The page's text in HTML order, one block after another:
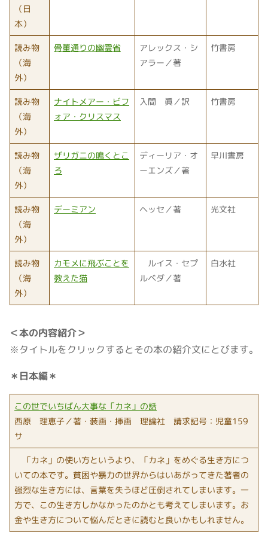
（日
本）
読み物
（海
外）
骨董通りの幽霊省
アレックス・シ
アラー／著
竹書房
読み物
（海
外）
ナイトメアー・ビフ
ォア・クリスマス
入間 眞／訳 竹書房
読み物
（海
外）
ザリガニの鳴くとこ
ろ
ディーリア・オ
ーエンズ／著
早川書房
読み物
（海
外）
デーミアン ヘッセ／著 光文社
読み物
（海
外）
カモメに飛ぶことを
教えた猫
ルイス・セプ
ルベダ／著
白水社
＜本の内容紹介＞
※タイトルをクリックするとその本の紹介文にとびます。
＊日本編＊
この世でいちばん大事な「カネ」の話
西原 理恵子／著・装画・挿画 理論社 請求記号：児童159
サ
「カネ」の使い方というより、「カネ」をめぐる生き方につ
いての本です。貧困や暴力の世界からはいあがってきた著者の
強烈な生き方には、言葉を失うほど圧倒されてしまいます。一
方で、この生き方しかなかったのかとも考えてしまいます。お
金や生き方について悩んだときに読むと良いかもしれません。